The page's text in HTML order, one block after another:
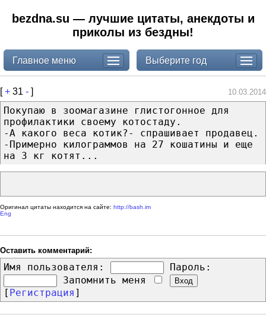
bezdna.su — лучшие цитаты, анекдоты и
приколы из бездны!
Главное меню Выберите год
[+ 31 - ] 10.03.2014
Покупаю в зоомагазине глистогонное для
профилактики своему котостаду.
-А какого веса котик?- спрашивает продавец.
-Примерно килограммов на 27 кошатины и еще
на 3 кг котят...
Оригинал цитаты находится на сайте: http://bash.im
Eng
Оставить комментарий:
Имя пользователя:
Пароль:
Запомнить меня
[ Регистрация ]